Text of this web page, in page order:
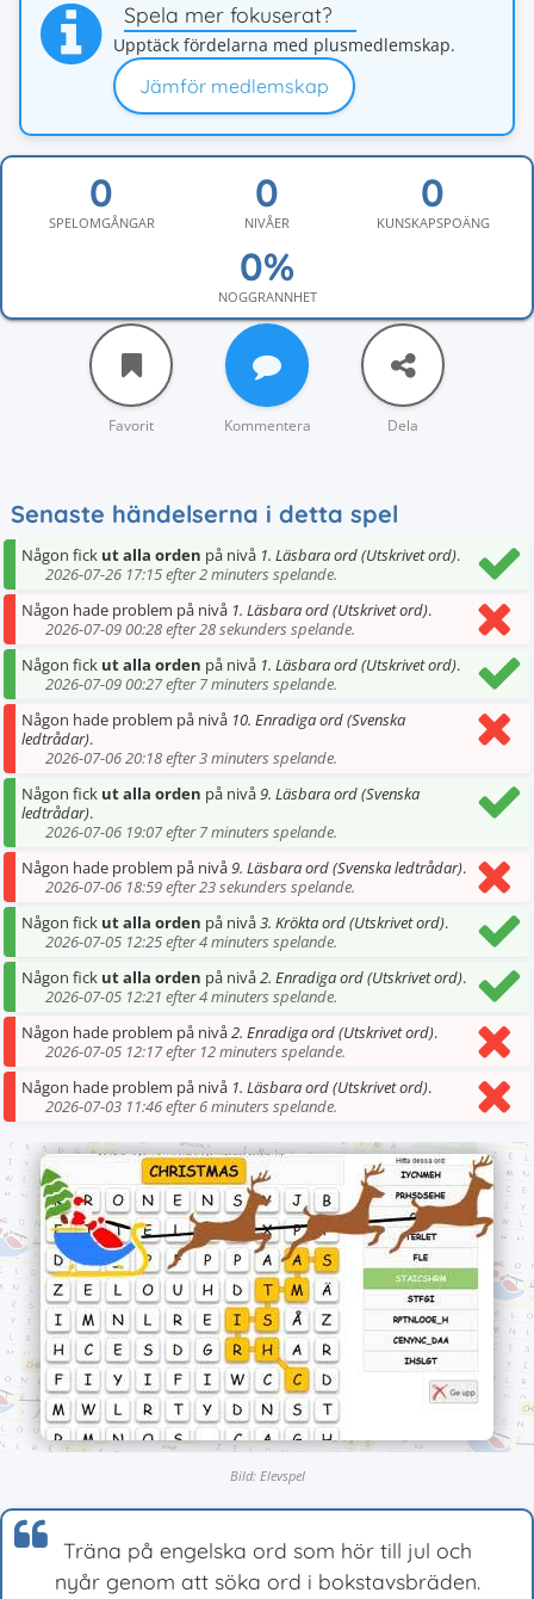
Spela mer fokuserat?
Upptäck fördelarna med plusmedlemskap.
Jämför medlemskap
SPELOMGÅNGAR NIVÅER KUNSKAPSPOÄNG
NOGGRANNHET
Favorit Kommentera Dela
Senaste händelserna i detta spel
Någon fick ut alla orden på nivå 1. Läsbara ord (Utskrivet ord).
2026-07-26 17:15 efter 2 minuters spelande.
Någon hade problem på nivå 1. Läsbara ord (Utskrivet ord).
2026-07-09 00:28 efter 28 sekunders spelande.
Någon fick ut alla orden på nivå 1. Läsbara ord (Utskrivet ord).
2026-07-09 00:27 efter 7 minuters spelande.
Någon hade problem på nivå 10. Enradiga ord (Svenska
ledtrådar).
2026-07-06 20:18 efter 3 minuters spelande.
Någon fick ut alla orden på nivå9. Läsbara ord (Svenska
ledtrådar).
2026-07-06 19:07 efter 7 minuters spelande.
Någon hade problem på nivå9. Läsbara ord (Svenska ledtrådar).
2026-07-06 18:59 efter 23 sekunders spelande.
Någon fick ut alla orden på nivå3. Krökta ord (Utskrivet ord).
2026-07-05 12:25 efter 4 minuters spelande.
Någon fick ut alla orden på nivå2. Enradiga ord (Utskrivet ord).
2026-07-05 12:21 efter 4 minuters spelande.
Någon hade problem på nivå2. Enradiga ord (Utskrivet ord).
2026-07-05 12:17 efter 12 minuters spelande.
Någon hade problem på nivå 1. Läsbara ord (Utskrivet ord).
2026-07-03 11:46 efter 6 minuters spelande.
Bild: Elevspel
Träna på engelska ord som hör till jul och
nyår genom att söka ord i bokstavsbräden.